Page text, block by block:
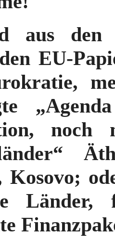
aus den
EU-
Kosovo;